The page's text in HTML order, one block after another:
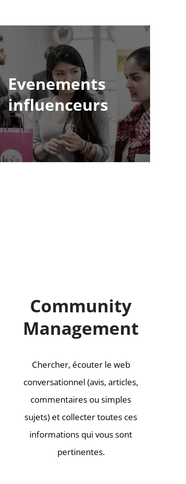
Evenements
influenceurs
Community
Management
Chercher, écouter le web
conversationnel (avis, articles,
commentaires ou simples
sujets) et collecter toutes ces
informations qui vous sont
pertinentes.